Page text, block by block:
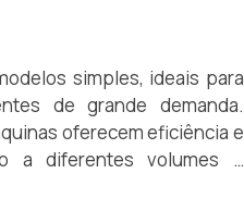
simples, ideais para
de grande demanda.
oferecem eficiência e
a diferentes volumes e